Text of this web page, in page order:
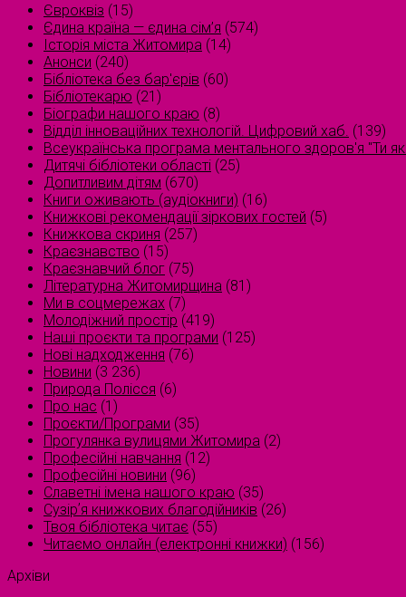
Євроквіз (15)
Єдина країна — єдина сім’я (574)
Історія міста Житомира (14)
Анонси (240)
Бібліотека без бар'єрів (60)
Бібліотекарю (21)
Біографи нашого краю (8)
Відділ інноваційних технологій. Цифровий хаб. (139)
Всеукраїнська програма ментального здоров'я "Ти
Дитячі бібліотеки області (25)
Допитливим дітям (670)
Книги оживають (аудіокниги) (16)
Книжкові рекомендації зіркових гостей (5)
Книжкова скриня (257)
Краєзнавство (15)
Краєзнавчий блог (75)
Літературна Житомирщина (81)
Ми в соцмережах (7)
Молодіжний простір (419)
Наші проєкти та програми (125)
Нові надходження (76)
Новини (3 236)
Природа Полісся (6)
Про нас (1)
Проєкти/Програми (35)
Прогулянка вулицями Житомира (2)
Професійні навчання (12)
Професійні новини (96)
Славетні імена нашого краю (35)
Сузірʼя книжкових благодійників (26)
Твоя бібліотека читає (55)
Читаємо онлайн (електронні книжки) (156)
Архіви